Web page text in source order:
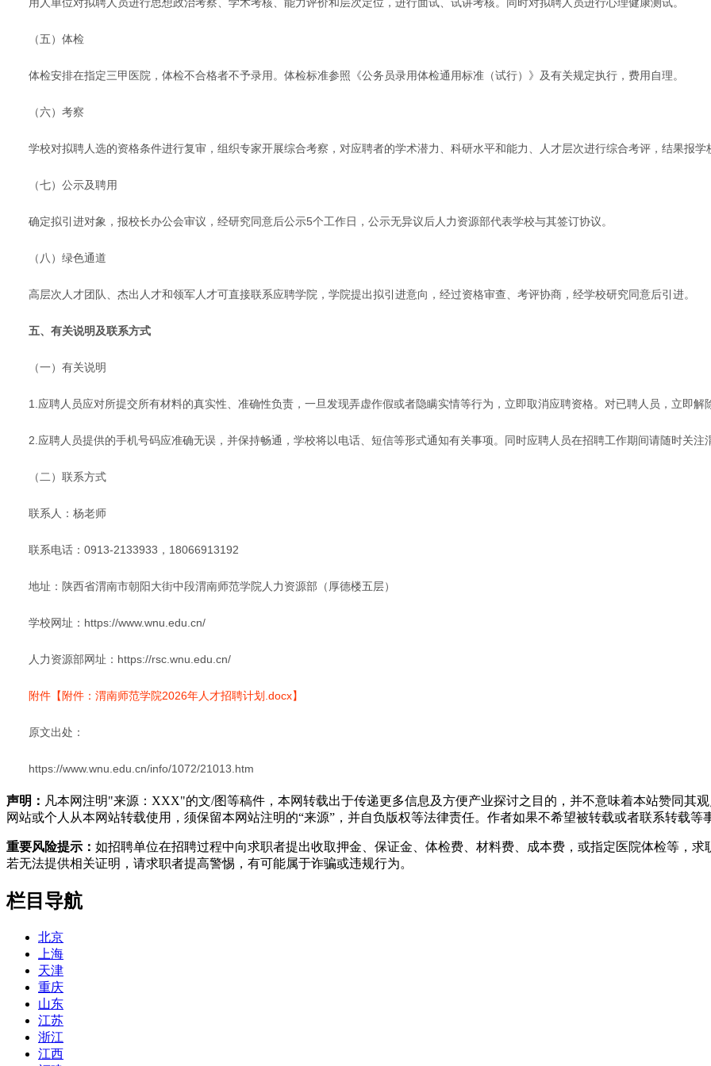
（五）体检
体检安排在指定三甲医院，体检不合格者不予录用。体检标准参照《公务员录用体检通用标准（试行）》及有关规定执行，费用自理。
（六）考察
学校对拟聘人选的资格条件进行复审，组织专家开展综合考察，对应聘者的学术潜力、科研水平和能力、人才层次进行综合考评，结果报
（七）公示及聘用
确定拟引进对象，报校长办公会审议，经研究同意后公示5个工作日，公示无异议后人力资源部代表学校与其签订协议。
（八）绿色通道
高层次人才团队、杰出人才和领军人才可直接联系应聘学院，学院提出拟引进意向，经过资格审查、考评协商，经学校研究同意后引进。
五、有关说明及联系方式
（一）有关说明
1.应聘人员应对所提交所有材料的真实性、准确性负责，一旦发现弄虚作假或者隐瞒实情等行为，立即取消应聘资格。对已聘人员，立即
2.应聘人员提供的手机号码应准确无误，并保持畅通，学校将以电话、短信等形式通知有关事项。同时应聘人员在招聘工作期间请随时关
（二）联系方式
联系人：杨老师
联系电话：0913-2133933，18066913192
地址：陕西省渭南市朝阳大街中段渭南师范学院人力资源部（厚德楼五层）
学校网址：https://www.wnu.edu.cn/
人力资源部网址：https://rsc.wnu.edu.cn/
附件【附件：渭南师范学院2026年人才招聘计划.docx】
原文出处：
https://www.wnu.edu.cn/info/1072/21013.htm
声明： 凡本网注明"来源：XXX"的文/图等稿件，本网转载出于传递更多信息及方便产业探讨之目的，并不意味着本站赞同其
网站或个人从本网站转载使用，须保留本网站注明的“来源”，并自负版权等法律责任。作者如果不希望被转载或者联系转载等
重要风险提示： 如招聘单位在招聘过程中向求职者提出收取押金、保证金、体检费、材料费、成本费，或指定医院体检等，
若无法提供相关证明，请求职者提高警惕，有可能属于诈骗或违规行为。
栏目导航
北京
上海
天津
重庆
山东
江苏
浙江
江西